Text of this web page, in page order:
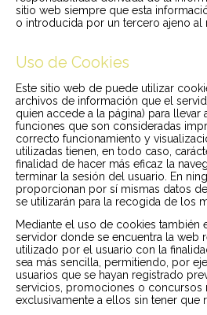
sitio web siempre que esta
o introducida por un tercero ajeno al
Uso de Cookies
Este sitio web de puede utilizar
archivos de información que el
quien accede a la página) para llevar
funciones que son consideradas
correcto funcionamiento y
utilizadas tienen, en todo caso,
finalidad de hacer más eficaz la
terminar la sesión del usuario. En
proporcionan por sí mismas datos
se utilizarán para la recogida de los
Mediante el uso de cookies también
servidor donde se encuentra la web
utilizado por el usuario con la
sea más sencilla, permitiendo, por
usuarios que se hayan registrado
servicios, promociones o concursos
exclusivamente a ellos sin tener que